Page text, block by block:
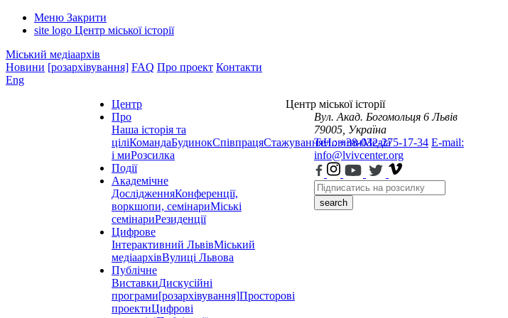
Меню Закрити
site logo Центр міської історії
Міський медіаархів
Новини [розархівування] FAQ Про проект Контакти
Eng
Центр
Про
Наша історія та
ціліКомандаБудинокСпівпрацяСтажуванняНовиниМедіа
і миРозсилка
Події
Академічне
ДослідженняКонференції,
воркшопи, семінариМіські
семінариРезиденції
Цифрове
Інтерактивний ЛьвівМіський
медіаархівВулиці Львова
Публічне
ВиставкиДискусійні
програми[розархівування]Просторові
проектиЦифрові
Центр міської історії
Вул. Акад. Богомольця 6 Львів
79005, Україна
Тел.: +38-032-275-17-34 E-mail:
info@lvivcenter.org
search